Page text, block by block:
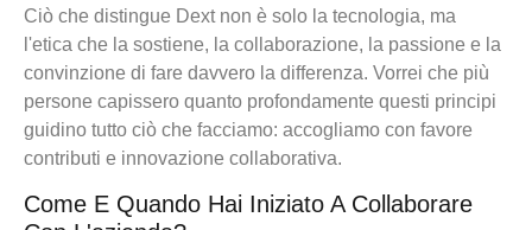
Ciò che distingue Dext non è solo la tecnologia, ma
l'etica che la sostiene, la collaborazione, la passione e la
convinzione di fare davvero la differenza. Vorrei che più
persone capissero quanto profondamente questi principi
guidino tutto ciò che facciamo: accogliamo con favore
contributi e innovazione collaborativa.
Come E Quando Hai Iniziato A Collaborare